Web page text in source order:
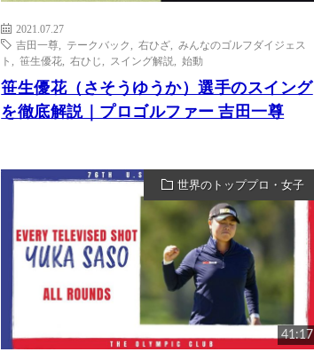
2021.07.27
吉田一尊
テークバック ,右ひざ
みんなのゴルフダイジェス
ト
,笹生優花 ,右ひじ スイング解説 ,始動
笹生優花（さそうゆうか）選手のスイング
を徹底解説｜プロゴルファー 吉田一尊
世界のトッププロ・女子
41:17